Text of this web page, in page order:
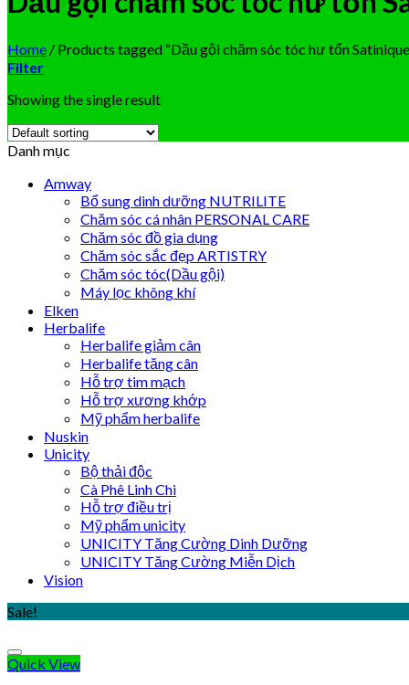
Home / Products tagged “Dầu gội chăm sóc tóc hư tổn
Filter
Showing the single result
Danh mục
Amway
Bổ sung dinh dưỡng NUTRILITE
Chăm sóc cá nhân PERSONAL CARE
Chăm sóc đồ gia dụng
Chăm sóc sắc đẹp ARTISTRY
Chăm sóc tóc(Dầu gội)
Máy lọc không khí
Elken
Herbalife
Herbalife giảm cân
Herbalife tăng cân
Hỗ trợ tim mạch
Hỗ trợ xương khớp
Mỹ phẩm herbalife
Nuskin
Unicity
Bộ thải độc
Cà Phê Linh Chi
Hỗ trợ điều trị
Mỹ phẩm unicity
UNICITY Tăng Cường Dinh Dưỡng
UNICITY Tăng Cường Miễn Dịch
Vision
Sale!
Quick View